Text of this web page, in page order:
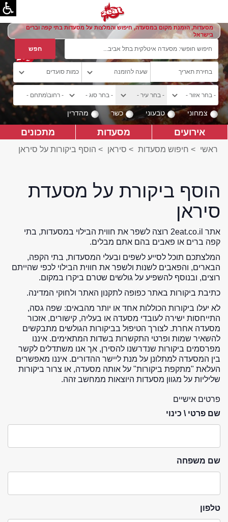
מסעדות, הזמנת מקום במסעדה, חיפוש והמלצות על מסעדות בתי קפה וברים
בישראל
צמחוני טבעוני כשר מהדרין
אירועים מסעדות מתכונים
ראשי > חיפוש מסעדות > סיראן > הוסף ביקורות על סיראן
הוסף ביקורת על מסעדת
סיראן
אתר 2eat.co.il רוצה לשפר את חווית הבילוי במסעדות, בתי
קפה ברים או פאבים בהם אתם מבלים.
המלצתכם תוכל לסייע לשפים ובעלי המסעדות, בתי הקפה,
הבארים, והפאבים לשנות ולשפר את חווית הבילוי לכפי שהייתם
רוצים, ובנוסף להשפיע על גולשים שטרם ביקרו במקום.
כתיבת ביקורות באתר כפופה לתקנון האתר ולחוקי המדינה.
לא יעלו ביקורות הכוללות אחד או יותר מהבאים: שפה גסה,
התייחסות ישירה לעובדי מסעדה או בעליה, קישורים, אזכור
מסעדה אחרת. לצורך הטיפול בביקורות הגולשים מתבקשים
להשאיר שמות ופרטי התקשרות בשדות המתאימים. איננו
מפרסמים ביקורות שנדרשנו להסירן, אך אנו משתדלים לקשר
בין המסעדה למתלונן על מנת ליישר ההדורים. איננו מאפשרים
העלאת "מתקפת ביקורות" על אותה מסעדה, או צרור ביקורות
שליליות על מגוון מסעדות היוצאות ממחשב זהה.
פרטים אישיים
שם פרטי \ כינוי
שם משפחה
טלפון